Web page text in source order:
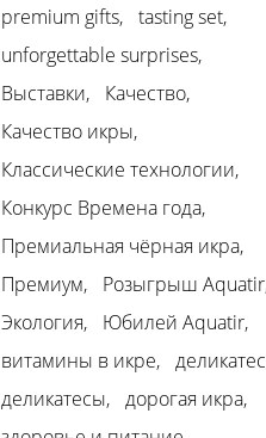
premium gifts
tasting set
unforgettable surprises
Выставки
Качество
Качество икры
Классические технологии
Конкурс Времена года
Премиальная чёрная икра
Премиум
Розыгрыш Aquatir
Экология
Юбилей Aquatir
витамины в икре
деликатес
деликатесы
дорогая икра